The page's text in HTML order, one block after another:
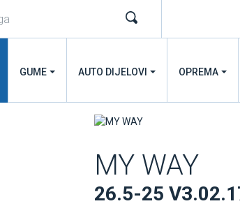
GUME AUTO DIJELOVI OPREMA
MY WAY
26.5-25